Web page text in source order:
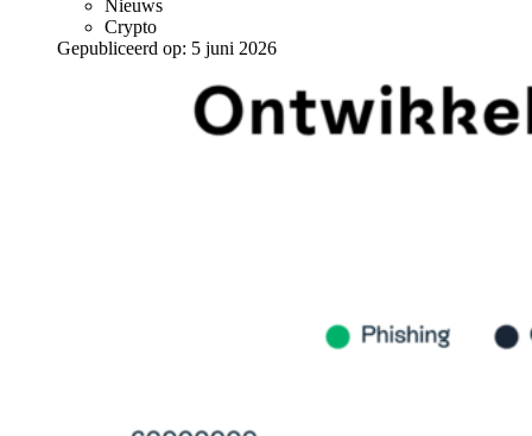
Nieuws
Crypto
Gepubliceerd op: 5 juni 2026